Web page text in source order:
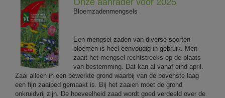
Bloemzadenmengsels
Een mengsel zaden van diverse soorten
bloemen is heel eenvoudig in gebruik. Men
zaait het mengsel rechtstreeks op de plaats
van bestemming. Dat kan al vanaf eind april.
Zaai alleen in een bewerkte grond waarbij van de bovenste laag
een fijn zaaibed gemaakt is. Bij het zaaien moet de grond
onkruidvrij zijn. De hoeveelheid zaad wordt goed verdeeld over de